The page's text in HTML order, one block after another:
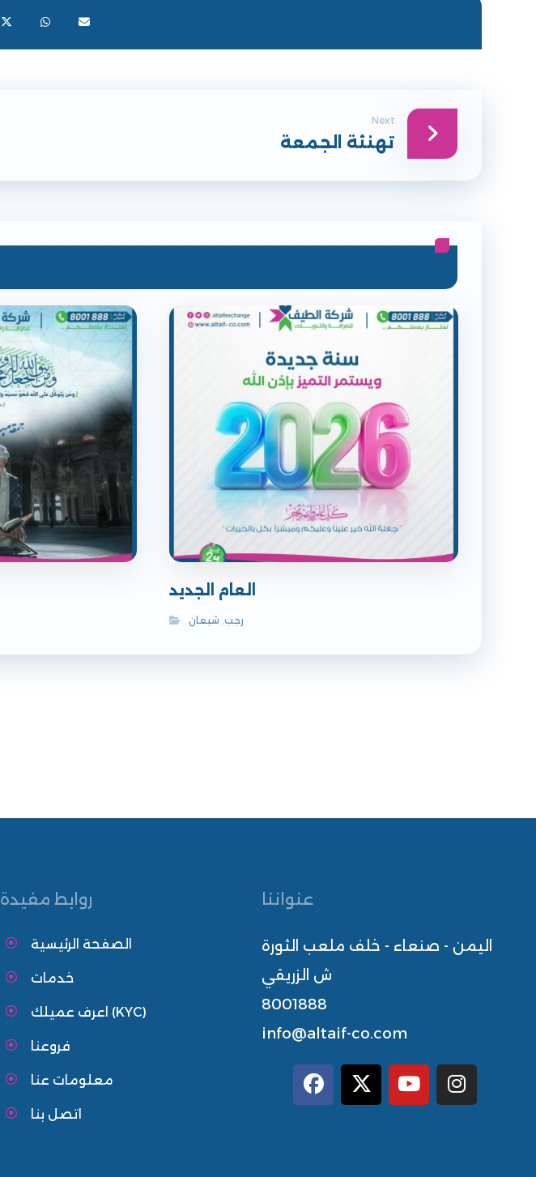
Next
تهنئة الجمعة
العام الجديد
رجب, شبعان
روابط مفيدة
الصفحة الرئيسية
خدمات
اعرف عميلك (KYC)
فروعنا
معلومات عنا
اتصل بنا
عنواننا
اليمن - صنعاء - خلف ملعب الثورة
ش الزريقي
8001888
info@altaif-co.com